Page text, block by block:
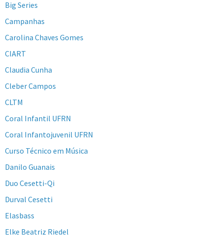
Big Series
Campanhas
Carolina Chaves Gomes
CIART
Claudia Cunha
Cleber Campos
CLTM
Coral Infantil UFRN
Coral Infantojuvenil UFRN
Curso Técnico em Música
Danilo Guanais
Duo Cesetti-Qi
Durval Cesetti
Elasbass
Elke Beatriz Riedel